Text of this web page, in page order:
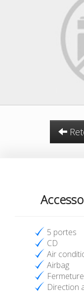
5 portes
CD
Air
Airbag
Direction